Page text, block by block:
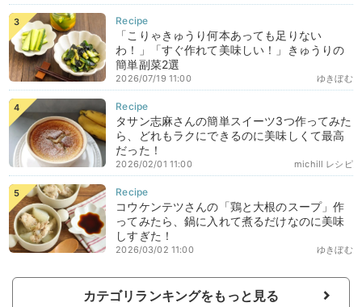
「こりゃきゅうり何本あっても足りない
わ！」「すぐ作れて美味しい！」きゅうりの
簡単副菜2選
ゆきぼむ
2026/07/19 11:00
タサン志麻さんの簡単スイーツ3つ作ってみた
ら、どれもラクにできるのに美味しくて最高
だった！
michill レシピ
2026/02/01 11:00
コウケンテツさんの「鶏と大根のスープ」作
ってみたら、鍋に入れて煮るだけなのに美味
しすぎた！
ゆきぼむ
2026/03/02 11:00
カテゴリランキングをもっと見る